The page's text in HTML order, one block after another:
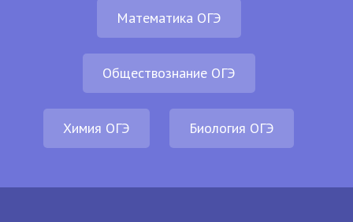
Математика ОГЭ
Обществознание ОГЭ
Химия ОГЭ Биология ОГЭ